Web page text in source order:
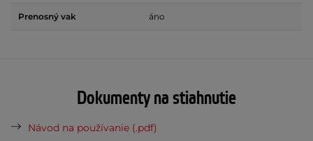
Prenosný vak áno
Dokumenty na stiahnutie
Návod na používanie (.pdf)